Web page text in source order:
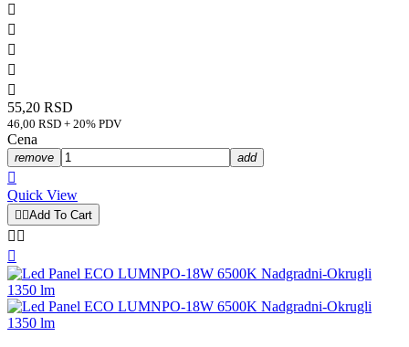





55,20 RSD
46,00 RSD + 20% PDV
Cena
remove add

Quick View
 Add To Cart
 
